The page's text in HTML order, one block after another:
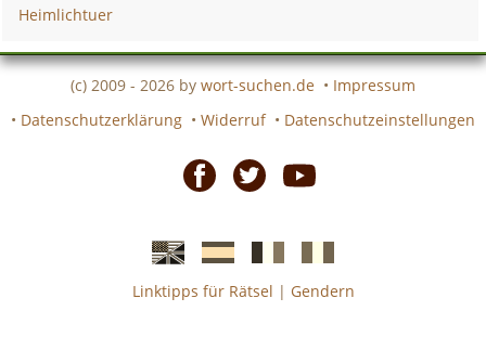
Heimlichtuer
(c) 2009 - 2026 by wort-suchen.de • Impressum
• Datenschutzerklärung • Widerruf • Datenschutzeinstellungen
EnglischeSpanischefranzösicheitalienische
Linktipps für Rätsel | Gendern